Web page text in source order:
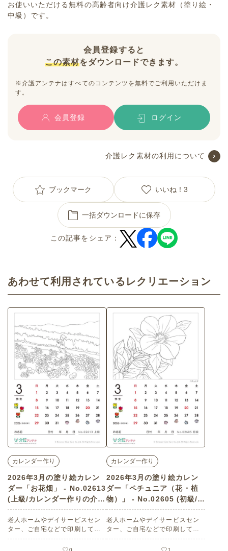
お使いいただける無料の高齢者向け介護レク素材（塗り絵・
中級）です。
会員登録すると
この素材をダウンロードできます。
※介護アンテナはすべてのコンテンツを無料でご利用いただけま
す。
会員登録 ログイン
介護レク素材の利用について
ブックマーク いいね！ 3
一括ダウンロードに保存
この記事をシェア：
あわせて利用されているレクリエーション
カレンダー作り
2026年3月の塗り絵カレン
ダー「お花畑」 - No.02613
(上級/カレンダー作りの介護
レク素材)
老人ホームやデイサービスセン
ター、ご自宅などで印刷してお
使いいただける無料の高齢者向
け介護レク素材 2026年3月の塗
0
カレンダー作り
2026年3月の塗り絵カレン
ダー「ペチュニア（花・植
物）」 - No.02605 (初級/カ
レンダー作りの介護レク素
材)
老人ホームやデイサービスセン
ター、ご自宅などで印刷してお
使いいただける無料の高齢者向
け介護レク素材 2026年3月の塗
1